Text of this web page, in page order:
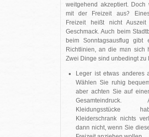
weitgehend akzeptiert.
mit der Freizeit aus?
Freizeit heißt nicht
Geschmack. Auch beim
beim Sonntagsausflug gibt
Richtlinien, an die man sich
Zwei Dinge sind unbedingt zu
Leger ist etwas anderes
Wählen Sie ruhig
aber achten Sie auf
Gesamteindruck.
Kleidungsstücke
Kleiderschrank nichts
dann nicht, wenn Sie